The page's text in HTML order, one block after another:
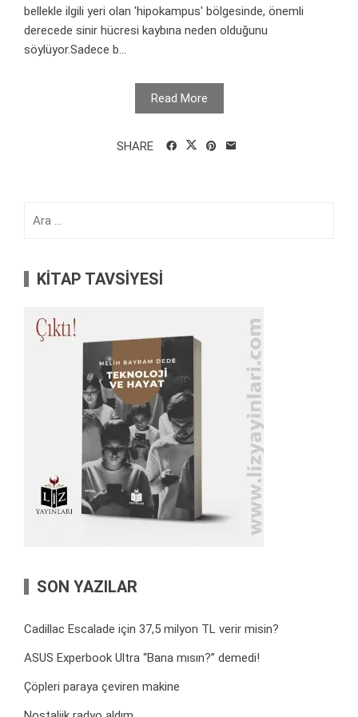
bellekle ilgili yeri olan 'hipokampus' bölgesinde, önemli
derecede sinir hücresi kaybına neden olduğunu
söylüyor.Sadece b...
Read More
SHARE
KİTAP TAVSİYESİ
SON YAZILAR
Cadillac Escalade için 37,5 milyon TL verir misin?
ASUS Experbook Ultra “Bana mısın?” demedi!
Çöpleri paraya çeviren makine